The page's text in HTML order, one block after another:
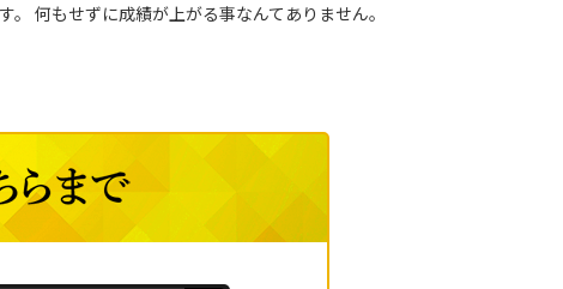
何もせずに成績が上がる事なんてありません。